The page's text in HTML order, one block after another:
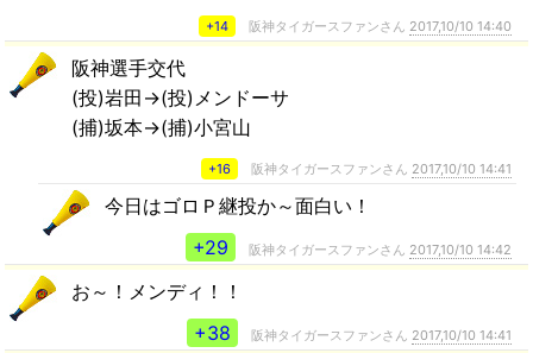
+14 阪神タイガースファンさん 2017,10/10 14:40
阪神選手交代
(投)岩田→(投)メンドーサ
(捕)坂本→(捕)小宮山
+16 阪神タイガースファンさん 2017,10/10 14:41
今日はゴロＰ継投か～面白い！
+29
阪神タイガースファンさん 2017,10/10 14:42
お～！メンディ！！
+38
阪神タイガースファンさん 2017,10/10 14:41